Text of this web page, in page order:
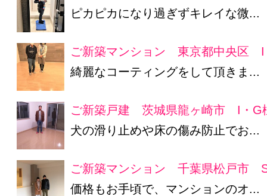
ピカピカになり過ぎずキレイな微...
ご新築マンション 東京都中央区 I
綺麗なコーティングをして頂きま...
ご新築戸建 茨城県龍ヶ崎市 I・G
犬の滑り止めや床の傷み防止でお...
ご新築マンション 千葉県松戸市
価格もお手頃で、マンションのオ...